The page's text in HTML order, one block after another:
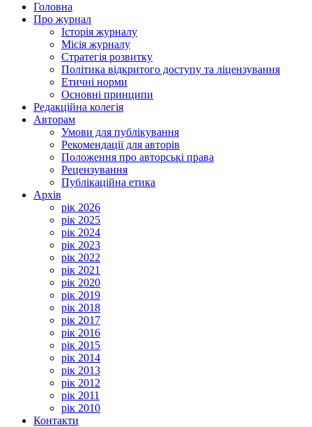
Головна
Про журнал
Історія журналу
Місія журналу
Стратегія розвитку
Політика відкритого доступу та ліцензування
Етичні норми
Основні принципи
Редакційна колегія
Авторам
Умови для публікування
Рекомендації для авторів
Положення про авторські права
Рецензування
Публікаційна етика
Архів
рік 2026
рік 2025
рік 2024
рік 2023
рік 2022
рік 2021
рік 2020
рік 2019
рік 2018
рік 2017
рік 2016
рік 2015
рік 2014
рік 2013
рік 2012
рік 2011
рік 2010
Контакти